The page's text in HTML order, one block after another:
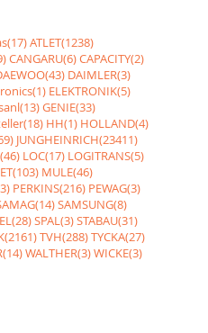
ATLET(1238)
CANGARU(6)CAPACITY(2)
DAIMLER(3)
ELEKTRONIK(5)
GENIE(33)
HH(1) HOLLAND(4)
JUNGHEINRICH(23411)
LOC(17) LOGITRANS(5)
MULE(46)
PERKINS(216) PEWAG(3)
SAMSUNG(8)
SPAL(3)STABAU(31)
TVH(288)TYCKA(27)
WALTHER(3)WICKE(3)